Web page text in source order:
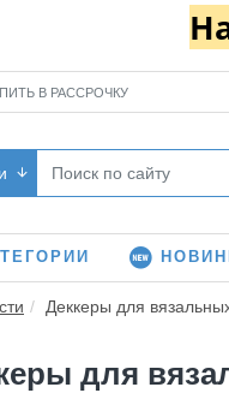
В РАССРОЧКУ
Деккеры для
для